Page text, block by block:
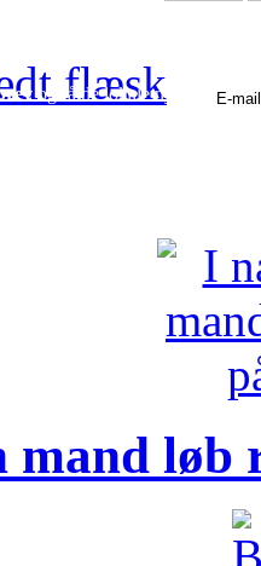
flæsk
og få de lokale nyheder hver
mand løb